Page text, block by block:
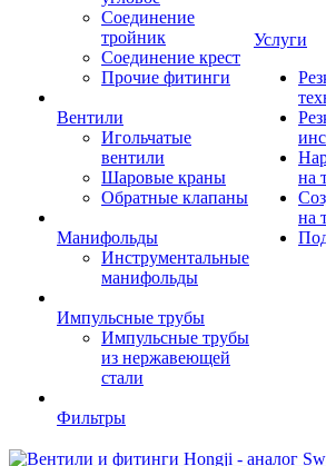
Соединение
тройник
Соединение крест
Прочие фитинги
Вентили
Игольчатые
вентили
Шаровые краны
Обратные клапаны
Манифольды
Инструментальные
манифольды
Импульсные трубы
Импульсные трубы
из нержавеющей
стали
Фильтры
Услуги
на
на